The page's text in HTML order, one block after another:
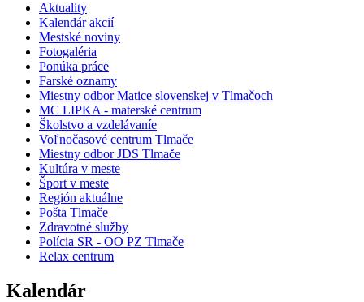
Aktuality
Kalendár akcií
Mestské noviny
Fotogaléria
Ponúka práce
Farské oznamy
Miestny odbor Matice slovenskej v Tlmačoch
MC LIPKA - materské centrum
Školstvo a vzdelávaníe
Voľnočasové centrum Tlmače
Miestny odbor JDS Tlmače
Kultúra v meste
Šport v meste
Región aktuálne
Pošta Tlmače
Zdravotné služby
Polícia SR - OO PZ Tlmače
Relax centrum
Kalendár